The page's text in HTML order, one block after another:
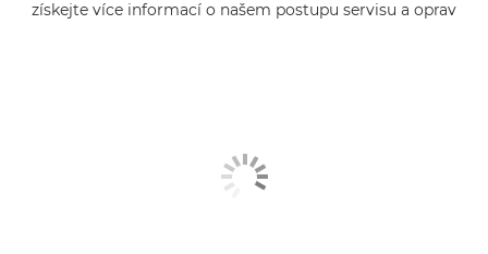
získejte více informací o našem postupu servisu a oprav